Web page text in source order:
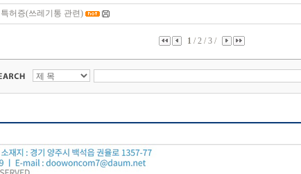
특허증(쓰레기통 관련)
1/2 /3 /